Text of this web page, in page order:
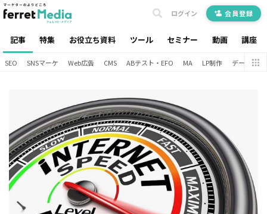
記事 特集 お役立ち資料 ツール セミナー 動画 講座
ログイン 会員登録
SEO SNSマーケ Web広告 CMS ABテスト・EFO MA LP制作 データ分析